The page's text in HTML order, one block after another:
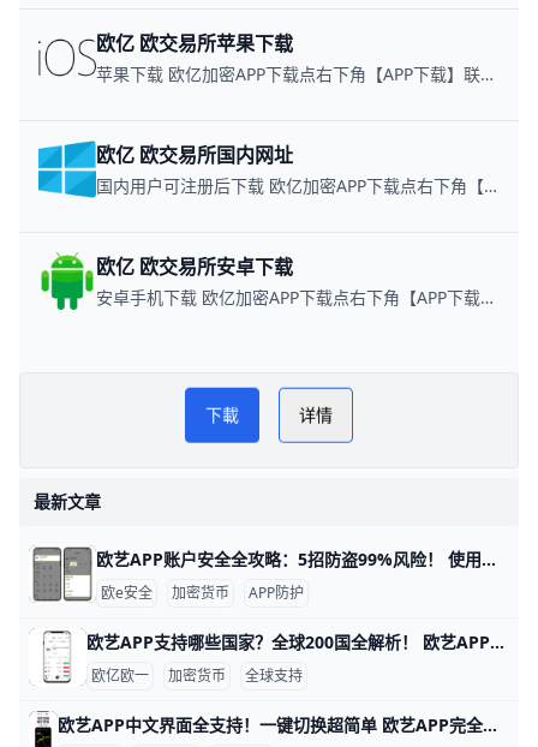
欧亿 欧交易所苹果下载
苹果下载 欧亿加密APP下载点右下角【APP下载】联系客服 每日更新可用链接
欧亿 欧交易所国内网址
国内用户可注册后下载 欧亿加密APP下载点右下角【APP下载】联系客服 每日更新可用链接
欧亿 欧交易所安卓下载
安卓手机下载 欧亿加密APP下载点右下角【APP下载】联系客服 每日更新可用链接
易配区币圈网PLAY NOW
欧亿数字钱包
下載 详情
最新文章
欧艺APP账户安全全攻略：5招防盗99%风险！ 使用欧艺APP时，账户安全非常重要。欧艺APP（也叫OK交易所鸥易）是热门的加密货币交易平台，每天有数百万用户登录交易。根据官方数据，开启安全设置的用户，账户被盗风险可降低90%以上。 比如，如果你忘记设置双重验证，坏人可能用猜到的密码直接登录，但设置后他们就进不去了。​
欧e安全 加密货币 APP防护
欧艺APP支持哪些国家？全球200国全解析！ 欧艺APP（也就是O易Oyi的交易应用）支持全球近200个国家和地区使用，但有些地方因为监管规则有限制。 比如亚洲的用户在越南、菲律宾、泰国、新加坡、中国香港、台湾、韩国和日本这些地方都能正常下载、注册和交易。 欧洲用户如英国、法国、西班牙、荷兰和俄罗斯也能轻松使用，支持法币充值和多种加密货币买卖。
欧亿欧一 加密货币 全球支持
欧艺APP中文界面全支持！一键切换超简单 欧艺APP完全支持中文界面，这让很多用户用起来很方便。根据官方指南和用户反馈，APP内有简体中文和繁体中文选项，能覆盖大部分交易和设置页面。例如，进入“我的”页面后，你会看到“语言”或“Language”按钮，一键切换后界面马上变成中文。